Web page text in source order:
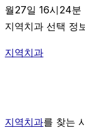
월27일 16시24분
지역치과 선택 정
지역치과
지역치과를 찾는